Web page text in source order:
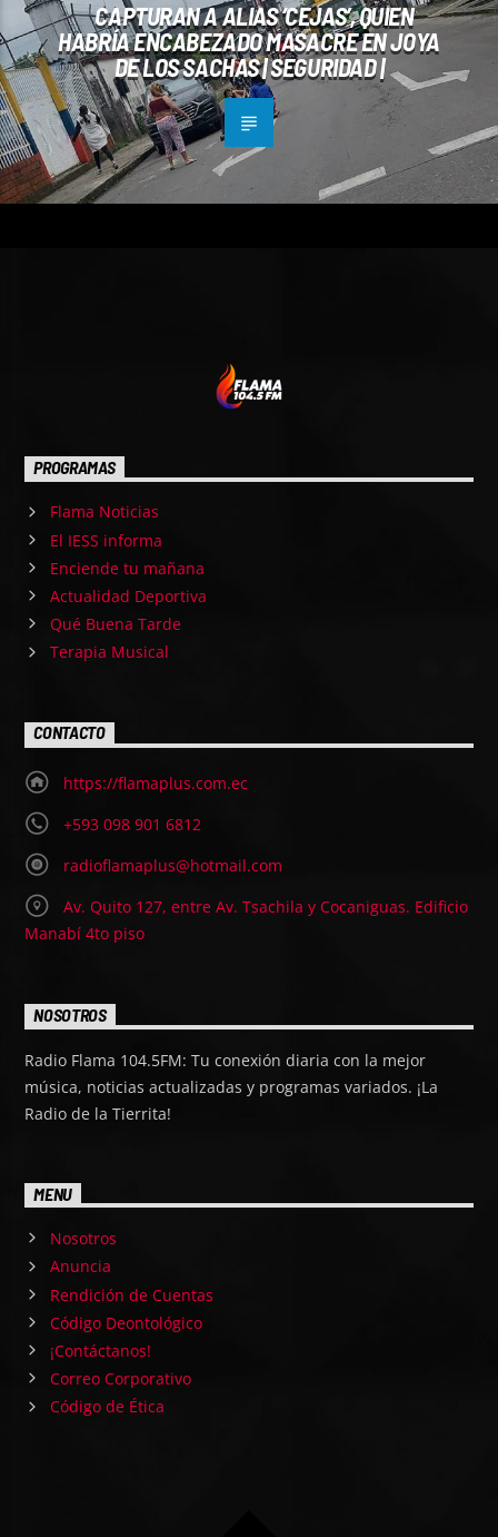
CAPTURAN A ALIAS ‘CEJAS’, QUIEN
HABRÍA ENCABEZADO MASACRE EN JOYA
DE LOS SACHAS | SEGURIDAD |
PROGRAMAS
Flama Noticias
El IESS informa
Enciende tu mañana
Actualidad Deportiva
Qué Buena Tarde
Terapia Musical
CONTACTO
https://flamaplus.com.ec
+593 098 901 6812
radioflamaplus@hotmail.com
Av. Quito 127, entre Av. Tsachila y Cocaniguas. Edificio
Manabí 4to piso
NOSOTROS
Radio Flama 104.5FM: Tu conexión diaria con la mejor
música, noticias actualizadas y programas variados. ¡La
Radio de la Tierrita!
MENU
Nosotros
Anuncia
Rendición de Cuentas
Código Deontológico
¡Contáctanos!
Correo Corporativo
Código de Ética